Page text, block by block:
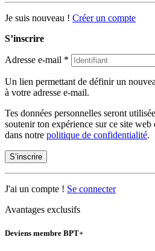
Je suis nouveau ! Créer un compte
S’inscrire
Adresse e-mail *
Un lien permettant de définir un
à votre adresse e-mail.
Tes données personnelles seront
soutenir ton expérience sur ce site web
dans notre politique de confidentialité.
S’inscrire
J'ai un compte ! Se connecter
Avantages exclusifs
Deviens membre BPT+